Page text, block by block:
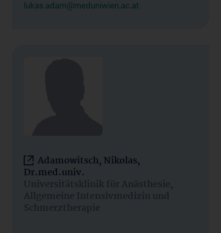
lukas.adam@meduniwien.ac.at
Adamowitsch, Nikolas,
Dr.med.univ.
Universitätsklinik für Anästhesie,
Allgemeine Intensivmedizin und
Schmerztherapie